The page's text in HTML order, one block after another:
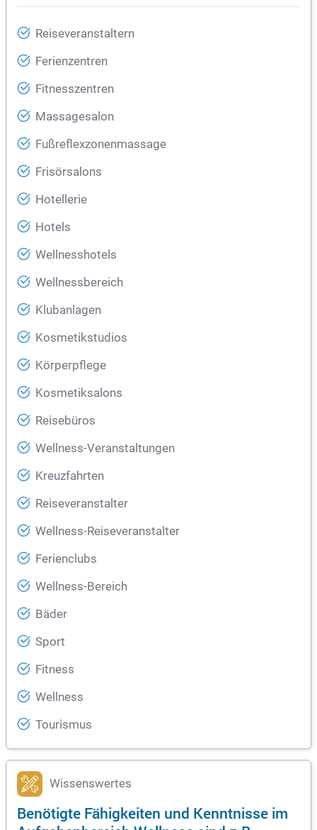
Reiseveranstaltern
Ferienzentren
Fitnesszentren
Massagesalon
Fußreflexzonenmassage
Frisörsalons
Hotellerie
Hotels
Wellnesshotels
Wellnessbereich
Klubanlagen
Kosmetikstudios
Körperpflege
Kosmetiksalons
Reisebüros
Wellness-Veranstaltungen
Kreuzfahrten
Reiseveranstalter
Wellness-Reiseveranstalter
Ferienclubs
Wellness-Bereich
Bäder
Sport
Fitness
Wellness
Tourismus
Wissenswertes
Benötigte Fähigkeiten und Kenntnisse im